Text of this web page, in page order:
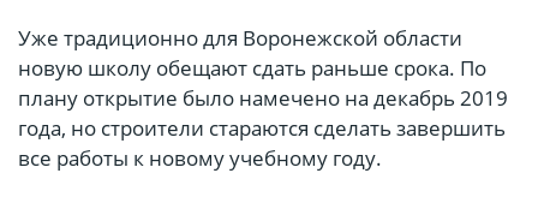
Уже традиционно для Воронежской области
новую школу обещают сдать раньше срока. По
плану открытие было намечено на декабрь 2019
года, но строители стараются сделать завершить
все работы к новому учебному году.